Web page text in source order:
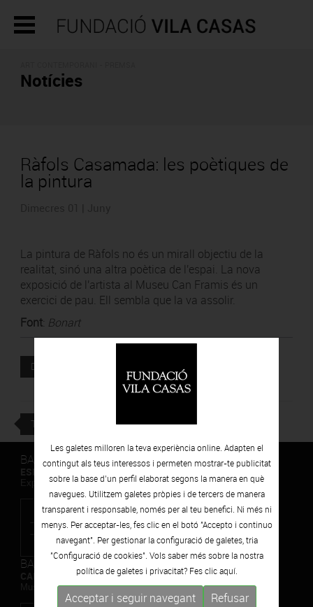
Notícies
Ràfols Casamada: les poètiques de
la pintura
La pintura de Ràfols no és un mirall objectiu de la
realitat, sinó una altra poètica de l'espai. La nova
exposició de l'artista al Museu Can Framis és un
exercici de pau. Ell sembla que la va assolir.
Font: Bonart
DESCARREGAR Document adjunt
TORNAR
BARCELONA
ESPAIS VOLART
Exposicions Temporals d'Art Contemporani
BARCELONA
CAN FRAMIS
Museu de Pintura Contemporània
Les galetes milloren la teva experiència online. Adapten el
contingut als teus interessos i permeten mostrar-te publicitat
sobre la base d’un perfil elaborat segons la manera en què
navegues. Utilitzem galetes pròpies i de tercers de manera
transparent i responsable, només per al teu benefici. Ni més ni
menys. Per acceptar-les, fes clic en el botó "Accepto i continuo
navegant". Per gestionar la configuració de galetes, tria
"Configuració de cookies". Vols saber més sobre la nostra
política de galetes i privacitat? Fes clicaquí.
Acceptar i seguir navegant
Refusar